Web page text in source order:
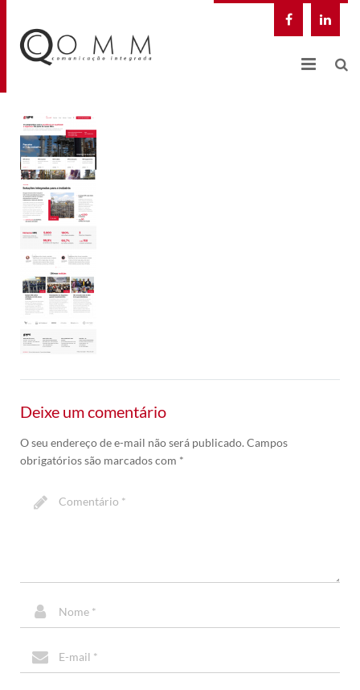
QCOMM DIGITAL
SOLUÇÕES INTEGRADAS
CASES
BLOG
CONTATO
Deixe um comentário
O seu endereço de e-mail não será publicado. Campos
obrigatórios são marcados com *